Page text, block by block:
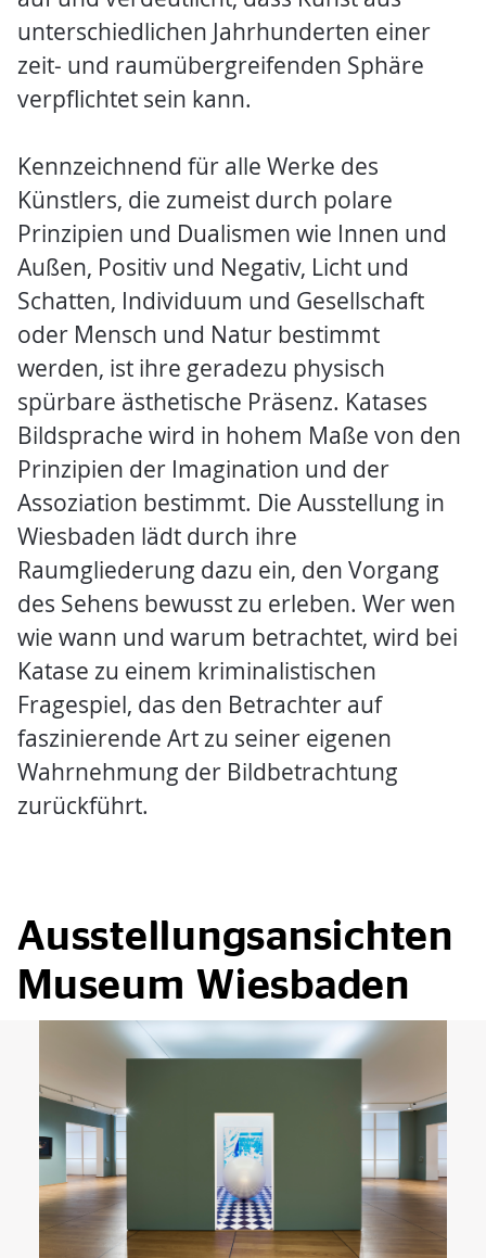
unterschiedlichen Jahrhunderten einer
zeit- und raumübergreifenden Sphäre
verpflichtet sein kann.
Kennzeichnend für alle Werke des
Künstlers, die zumeist durch polare
Prinzipien und Dualismen wie Innen und
Außen, Positiv und Negativ, Licht und
Schatten, Individuum und Gesellschaft
oder Mensch und Natur bestimmt
werden, ist ihre geradezu physisch
spürbare ästhetische Präsenz. Katases
Bildsprache wird in hohem Maße von den
Prinzipien der Imagination und der
Assoziation bestimmt. Die Ausstellung in
Wiesbaden lädt durch ihre
Raumgliederung dazu ein, den Vorgang
des Sehens bewusst zu erleben. Wer wen
wie wann und warum betrachtet, wird bei
Katase zu einem kriminalistischen
Fragespiel, das den Betrachter auf
faszinierende Art zu seiner eigenen
Wahrnehmung der Bildbetrachtung
zurückführt.
Ausstellungsansichten
Museum Wiesbaden